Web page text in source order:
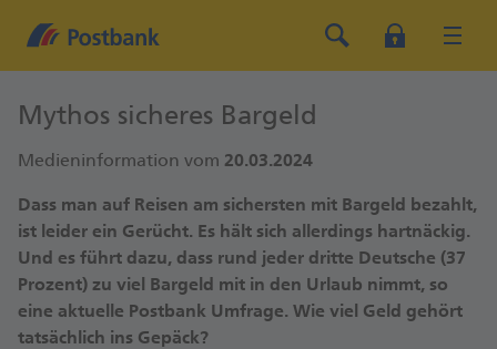
Mythos sicheres Bargeld
Medieninformation vom 20.03.2024
Dass man auf Reisen am sichersten mit Bargeld bezahlt,
ist leider ein Gerücht. Es hält sich allerdings hartnäckig.
Und es führt dazu, dass rund jeder dritte Deutsche (37
Prozent) zu viel Bargeld mit in den Urlaub nimmt, so
eine aktuelle Postbank Umfrage. Wie viel Geld gehört
tatsächlich ins Gepäck?